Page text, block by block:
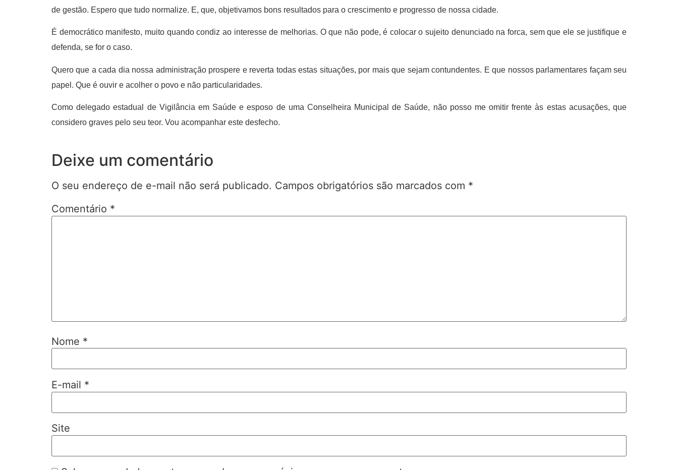
de gestão. Espero que tudo normalize. E, que, objetivamos bons resultados para o crescimento e progresso de nossa cidade.
É democrático manifesto, muito quando condiz ao interesse de melhorias. O que não pode, é colocar o sujeito denunciado na forca, sem que ele se justifique e
defenda, se for o caso.
Quero que a cada dia nossa administração prospere e reverta todas estas situações, por mais que sejam contundentes. E que nossos parlamentares façam seu
papel. Que é ouvir e acolher o povo e não particularidades.
Como delegado estadual de Vigilância em Saúde e esposo de uma Conselheira Municipal de Saúde, não posso me omitir frente às estas acusações, que
considero graves pelo seu teor. Vou acompanhar este desfecho.
Deixe um comentário
O seu endereço de e-mail não será publicado. Campos obrigatórios são marcados com *
Comentário *
Nome *
E-mail *
Site